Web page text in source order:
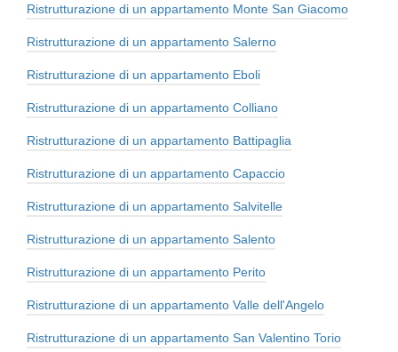
Ristrutturazione di un appartamento Monte San Giacomo
Ristrutturazione di un appartamento Salerno
Ristrutturazione di un appartamento Eboli
Ristrutturazione di un appartamento Colliano
Ristrutturazione di un appartamento Battipaglia
Ristrutturazione di un appartamento Capaccio
Ristrutturazione di un appartamento Salvitelle
Ristrutturazione di un appartamento Salento
Ristrutturazione di un appartamento Perito
Ristrutturazione di un appartamento Valle dell'Angelo
Ristrutturazione di un appartamento San Valentino Torio